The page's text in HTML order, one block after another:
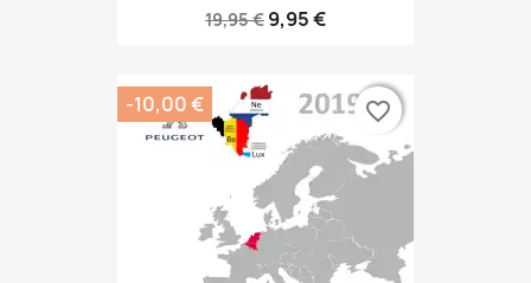
19,95 € 9,95 €
-10,00 € favorite_border
favorite_border